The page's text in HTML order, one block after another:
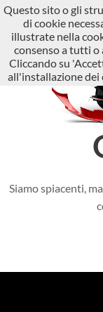
Siamo spiacenti,
Questo sito o gli
di cookie
illustrate nella
consenso a tutti o
Cliccando su
all'installazione dei